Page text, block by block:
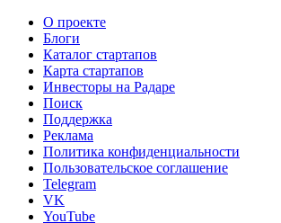
О проекте
Блоги
Каталог стартапов
Карта стартапов
Инвесторы на Радаре
Поиск
Поддержка
Реклама
Политика конфиденциальности
Пользовательское соглашение
Telegram
VK
YouTube